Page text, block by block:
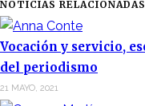
NOTICIAS RELACIONADAS
Vocación y servicio,
del periodismo
21 MAYO, 2021